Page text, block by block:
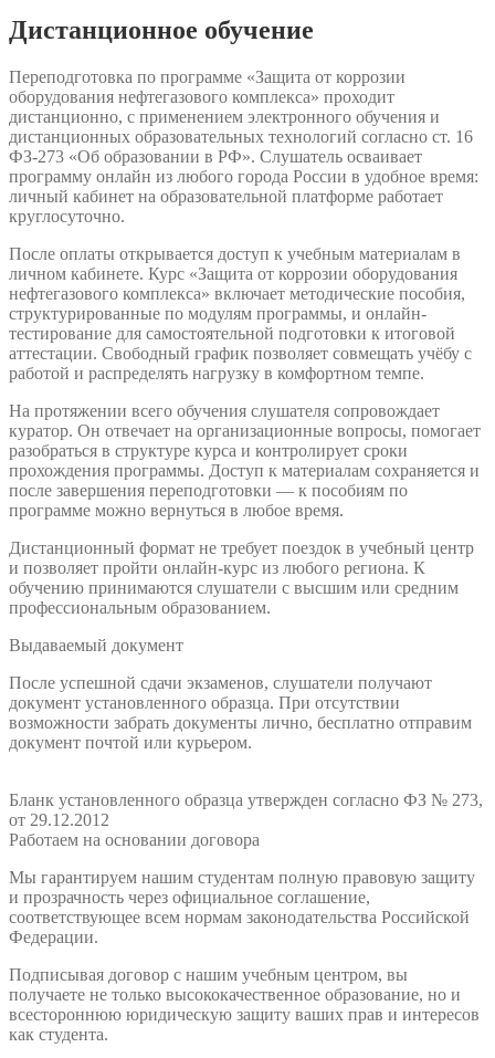
Дистанционное обучение
Переподготовка по программе «Защита от коррозии
оборудования нефтегазового комплекса» проходит
дистанционно, с применением электронного обучения и
дистанционных образовательных технологий согласно ст. 16
ФЗ-273 «Об образовании в РФ». Слушатель осваивает
программу онлайн из любого города России в удобное время:
личный кабинет на образовательной платформе работает
круглосуточно.
После оплаты открывается доступ к учебным материалам в
личном кабинете. Курс «Защита от коррозии оборудования
нефтегазового комплекса» включает методические пособия,
структурированные по модулям программы, и онлайн-
тестирование для самостоятельной подготовки к итоговой
аттестации. Свободный график позволяет совмещать учёбу с
работой и распределять нагрузку в комфортном темпе.
На протяжении всего обучения слушателя сопровождает
куратор. Он отвечает на организационные вопросы, помогает
разобраться в структуре курса и контролирует сроки
прохождения программы. Доступ к материалам сохраняется и
после завершения переподготовки — к пособиям по
программе можно вернуться в любое время.
Дистанционный формат не требует поездок в учебный центр
и позволяет пройти онлайн-курс из любого региона. К
обучению принимаются слушатели с высшим или средним
профессиональным образованием.
Выдаваемый документ
После успешной сдачи экзаменов, слушатели получают
документ установленного образца. При отсутствии
возможности забрать документы лично, бесплатно отправим
документ почтой или курьером.
Бланк установленного образца утвержден согласно ФЗ № 273,
от 29.12.2012
Работаем на основании договора
Мы гарантируем нашим студентам полную правовую защиту
и прозрачность через официальное соглашение,
соответствующее всем нормам законодательства Российской
Федерации.
Подписывая договор с нашим учебным центром, вы
получаете не только высококачественное образование, но и
всестороннюю юридическую защиту ваших прав и интересов
как студента.